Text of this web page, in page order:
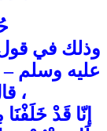
وذلك في
عليه وسلم –
،
إنّا قَدْ